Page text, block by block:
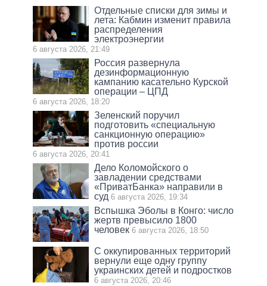
Отдельные списки для зимы и
лета: Кабмин изменит правила
распределения
электроэнергии
6 августа 2026, 21:49
Россия развернула
дезинформационную
кампанию касательно Курской
операции – ЦПД
6 августа 2026, 18:20
Зеленский поручил
подготовить «специальную
санкционную операцию»
против россии
6 августа 2026, 20:41
Дело Коломойского о
завладении средствами
«ПриватБанка» направили в
суд 6 августа 2026, 19:34
Вспышка Эболы в Конго: число
жертв превысило 1800
человек 6 августа 2026, 18:50
С оккупированных территорий
вернули еще одну группу
украинских детей и подростков
6 августа 2026, 20:46